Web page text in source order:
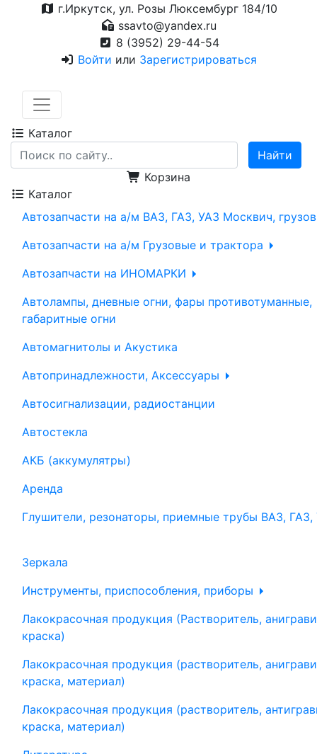
г.Иркутск, ул. Розы Люксембург 184/10
ssavto@yandex.ru
8 (3952) 29-44-54
Войти или Зарегистрироваться
Каталог
Корзина
Каталог
Автозапчасти на а/м ВАЗ, ГАЗ, УАЗ Москвич,
Автозапчасти на а/м Грузовые и трактора
Автозапчасти на ИНОМАРКИ
Автолампы, дневные огни, фары противотуманные,
габаритные огни
Автомагнитолы и Акустика
Автопринадлежности, Аксессуары
Автосигнализации, радиостанции
Автостекла
АКБ (аккумулятры)
Аренда
Глушители, резонаторы, приемные трубы ВАЗ, ГАЗ,
Зеркала
Инструменты, приспособления, приборы
Лакокрасочная продукция (Растворитель,
краска)
Лакокрасочная продукция (растворитель,
краска, материал)
Лакокрасочная продукция (растворитель,
краска, материал)